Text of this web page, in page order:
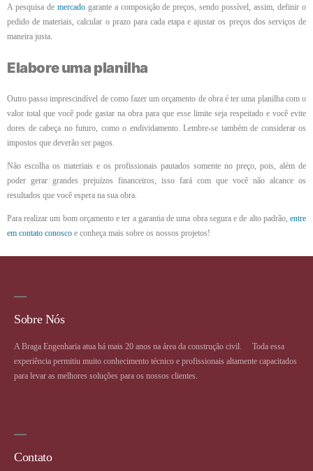
A pesquisa de mercadogarante a composição de preços, sendo possível, assim, definir o
pedido de materiais, calcular o prazo para cada etapa e ajustar os preços dos serviços de
maneira justa.
Elabore uma planilha
Outro passo imprescindível de como fazer um orçamento de obra é ter uma planilha com o
valor total que você pode gastar na obra para que esse limite seja respeitado e você evite
dores de cabeça no futuro, como o endividamento. Lembre-se também de considerar os
impostos que deverão ser pagos.
Não escolha os materiais e os profissionais pautados somente no preço, pois, além de
poder gerar grandes prejuízos financeiros, isso fará com que você não alcance os
resultados que você espera na sua obra.
Para realizar um bom orçamento e ter a garantia de uma obra segura e de alto padrão, entre
em contato conosco e conheça mais sobre os nossos projetos!
Sobre Nós
A Braga Engenharia atua há mais 20 anos na área da construção civil. ⠀ Toda essa
experiência permitiu muito conhecimento técnico e profissionais altamente capacitados
para levar as melhores soluções para os nossos clientes.
Contato